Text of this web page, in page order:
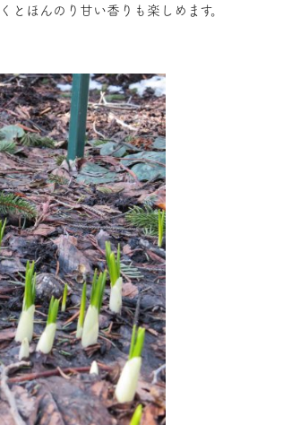
ほんのり甘い香りも楽しめます。